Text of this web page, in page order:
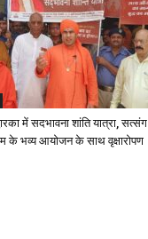
में सदभावना शांति यात्रा, सत्संग
के भव्य आयोजन के साथ वृक्षारोपण